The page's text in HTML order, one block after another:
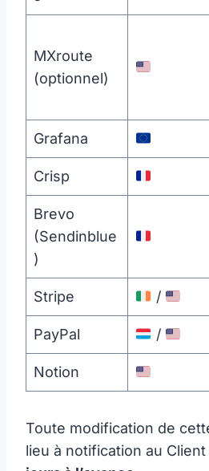
MXroute
(optionnel)
Grafana
Crisp
Brevo
(Sendinblue
)
Stripe /
PayPal /
Notion
Toute modification de
lieu à notification au